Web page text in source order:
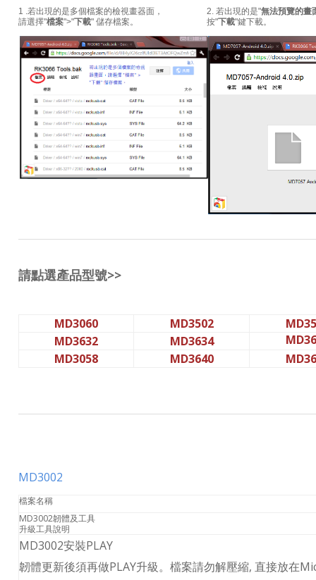
1 .若出現的是多個檔案的檢視畫器面，
請選擇"檔案">"下載" 儲存檔案。
2. 若出現的是"無法預覽的畫
按"下載"鍵下載。
請點選產品型號>>
MD3060 MD3502
MD3632
MD3634
MD3058
MD3640
MD3002
檔案名稱
MD3002韌體及工具
升級工具說明
MD3002安裝PLAY
韌體更新後須再做PLAY升級。檔案請勿解壓縮, 直接放在